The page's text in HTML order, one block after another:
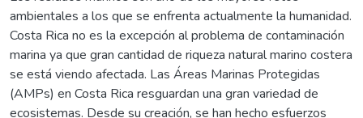
ambientales a los que se enfrenta actualmente la humanidad.
Costa Rica no es la excepción al problema de contaminación
marina ya que gran cantidad de riqueza natural marino costera
se está viendo afectada. Las Áreas Marinas Protegidas
(AMPs) en Costa Rica resguardan una gran variedad de
ecosistemas. Desde su creación, se han hecho esfuerzos